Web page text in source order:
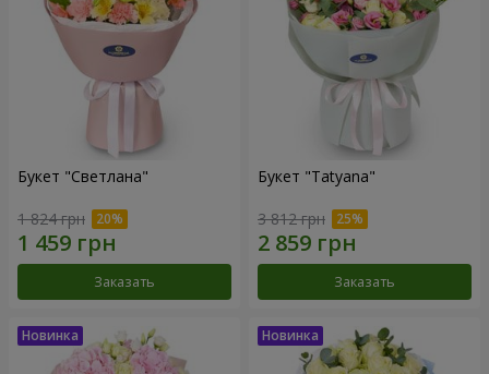
Букет "Светлана"
1 824 грн
Заказать
Букет "Tatyana"
3 812 грн
Заказать